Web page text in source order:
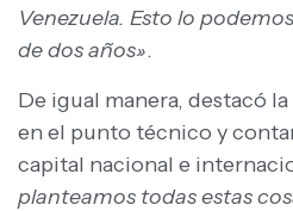
Venezuela. Esto lo
de dos años».
De igual manera, destacó
en el punto técnico y
capital nacional e
planteamos todas estas